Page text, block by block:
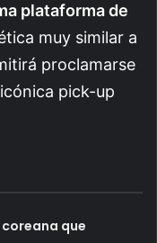
plataforma de
muy similar a
proclamarse
pick-up
que